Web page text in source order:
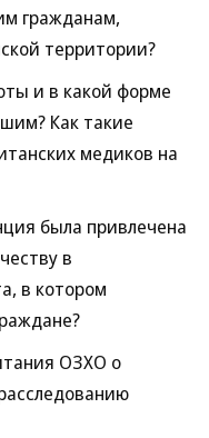
гражданам,
территории?
и в какой форме
Как такие
медиков на
была привлечена
в
в котором
ОЗХО о